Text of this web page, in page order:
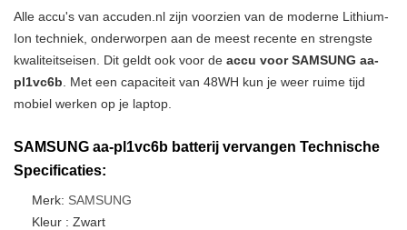
Alle accu's van accuden.nl zijn voorzien van de moderne Lithium-
Ion techniek, onderworpen aan de meest recente en strengste
kwaliteitseisen. Dit geldt ook voor de accu voor SAMSUNG aa-
pl1vc6b . Met een capaciteit van 48WH kun je weer ruime tijd
mobiel werken op je laptop.
SAMSUNG aa-pl1vc6b batterij vervangen Technische
Specificaties:
Merk: SAMSUNG
Kleur : Zwart